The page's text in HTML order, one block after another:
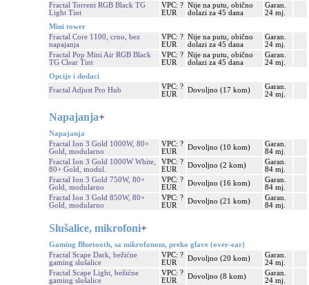
Fractal Torrent RGB Black TG
Light Tint
VPC: ?
EUR
Nije na putu, obično
dolazi za 45 dana
Garan.
24 mj.
Mini tower
Fractal Core 1100, crno, bez
napajanja
VPC: ?
EUR
Nije na putu, obično
dolazi za 45 dana
Garan.
24 mj.
Fractal Pop Mini Air RGB Black
TG Clear Tint
VPC: ?
EUR
Nije na putu, obično
dolazi za 45 dana
Garan.
24 mj.
Opcije i dodaci
Fractal Adjust Pro Hub
VPC: ?
EUR
Dovoljno (17 kom)
Garan.
24 mj.
Napajanja+
Napajanja
Fractal Ion 3 Gold 1000W, 80+
Gold, modularno
VPC: ?
EUR
Dovoljno (10 kom)
Garan.
84 mj.
Fractal Ion 3 Gold 1000W White,
80+ Gold, modul.
VPC: ?
EUR
Dovoljno (2 kom)
Garan.
84 mj.
Fractal Ion 3 Gold 750W, 80+
Gold, modularno
VPC: ?
EUR
Dovoljno (16 kom)
Garan.
84 mj.
Fractal Ion 3 Gold 850W, 80+
Gold, modularno
VPC: ?
EUR
Dovoljno (21 kom)
Garan.
84 mj.
Slušalice, mikrofoni+
Gaming Bluetooth, sa mikrofonom, preko glave (over-ear)
Fractal Scape Dark, bežićne
gaming slušalice
VPC: ?
EUR
Dovoljno (20 kom)
Garan.
24 mj.
Fractal Scape Light, bežićne
gaming slušalice
VPC: ?
EUR
Dovoljno (8 kom)
Garan.
24 mj.